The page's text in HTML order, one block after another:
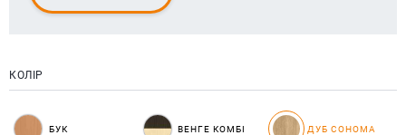
КОЛІР
БУК ВЕНГЕ КОМБІ ДУБ СОНОМА